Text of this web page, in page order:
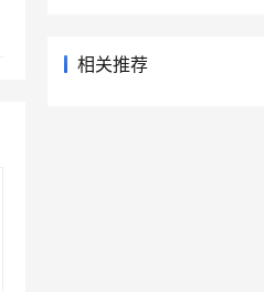
相关推荐